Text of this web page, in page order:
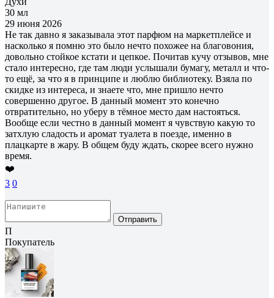
30 мл
29 июня 2026
Не так давно я заказывала этот парфюм на маркетплейсе и
насколько я помню это было нечто похожее на благовония,
довольно стойкое кстати и цепкое. Почитав кучу отзывов, мне
стало интересно, где там люди услышали бумагу, металл и что-
то ещё, за что я в принципе и люблю библиотеку. Взяла по
скидке из интереса, и знаете что, мне пришло нечто
совершенно другое. В данный момент это конечно
отвратительно, но уберу в тёмное место дам настояться.
Вообще если честно в данный момент я чувствую какую то
затхлую сладость и аромат туалета в поезде, именно в
плацкарте в жару. В общем буду ждать, скорее всего нужно
время.
❤️
3 0
Отправить
П
Покупатель